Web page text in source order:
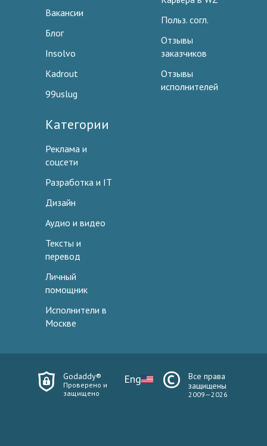
Вакансии
Блог
Insolvo
Kadrout
99uslug
Польз. согл.
Отзывы
заказчиков
Отзывы
исполнителей
Категории
Реклама и
соцсети
Разработка и IT
Дизайн
Аудио и видео
Тексты и
перевод
Личный
помощник
Исполнители в
Москве
Godaddy®
Проверено и
защищено
Eng
Все права
защищены
2009—2026